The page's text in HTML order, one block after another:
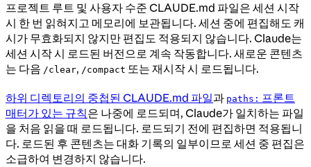
프로젝트 루트 및 사용자 수준 CLAUDE.md 파일은 세션 시작
시 한 번 읽혀지고 메모리에 보관됩니다. 세션 중에 편집해도 캐
시가 무효화되지 않지만 편집도 적용되지 않습니다. Claude는
세션 시작 시 로드된 버전으로 계속 작동합니다. 새로운 콘텐츠
는 다음 /clear, /compact 또는 재시작 시 로드됩니다.
하위 디렉토리의 중첩된 CLAUDE.md 파일과 paths: 프론트
매터가 있는 규칙은 나중에 로드되며, Claude가 일치하는 파일
을 처음 읽을 때 로드됩니다. 로드되기 전에 편집하면 적용됩니
다. 로드된 후 콘텐츠는 대화 기록의 일부이므로 세션 중 편집은
소급하여 변경하지 않습니다.